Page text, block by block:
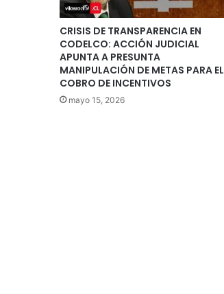
CRISIS DE TRANSPARENCIA EN
CODELCO: ACCIÓN JUDICIAL
APUNTA A PRESUNTA
MANIPULACIÓN DE METAS PARA EL
COBRO DE INCENTIVOS
mayo 15, 2026